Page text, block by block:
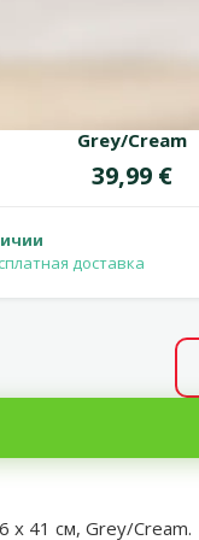
Grey/Cream
Цена
39,99 €
доставка
x 41 см, Grey/Cream.